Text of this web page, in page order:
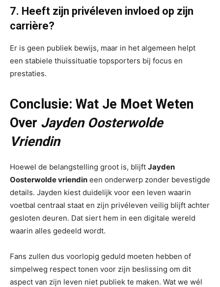
7. Heeft zijn privéleven invloed op zijn
carrière?
Er is geen publiek bewijs, maar in het algemeen helpt
een stabiele thuissituatie topsporters bij focus en
prestaties.
Conclusie: Wat Je Moet Weten
Over Jayden Oosterwolde
Vriendin
Hoewel de belangstelling groot is, blijft Jayden
Oosterwolde vriendin een onderwerp zonder bevestigde
details. Jayden kiest duidelijk voor een leven waarin
voetbal centraal staat en zijn privéleven veilig blijft achter
gesloten deuren. Dat siert hem in een digitale wereld
waarin alles gedeeld wordt.
Fans zullen dus voorlopig geduld moeten hebben of
simpelweg respect tonen voor zijn beslissing om dit
aspect van zijn leven niet publiek te maken. Wat we wél